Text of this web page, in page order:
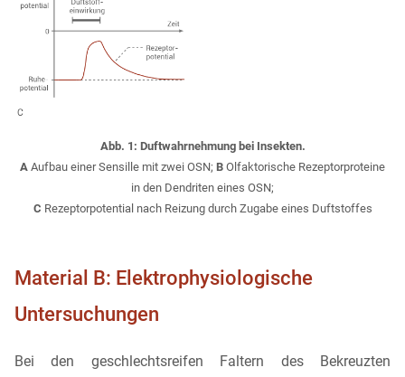
Abb. 1: Duftwahrnehmung bei Insekten.
A Aufbau einer Sensille mit zwei OSN; B Olfaktorische Rezeptorproteine
in den Dendriten eines OSN;
C Rezeptorpotential nach Reizung durch Zugabe eines Duftstoffes
Material B: Elektrophysiologische
Untersuchungen
Bei den geschlechtsreifen Faltern des Bekreuzten